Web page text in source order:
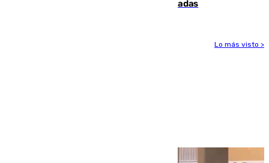
el caso de las estafas de ventas de entradas
Lo más visto >